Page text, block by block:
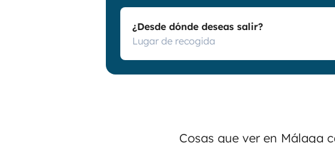
¿Desde dónde deseas salir?
Cosas que ver en Málaga